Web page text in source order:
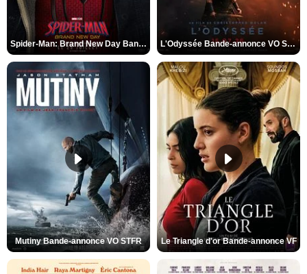
Spider-Man: Brand New Day Bande-annonce VO STFR L'Odyssée Bande-annonce VO STFR
Mutiny Bande-annonce VO STFR Le Triangle d'or Bande-annonce VF